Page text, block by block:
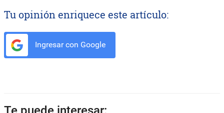
Tu opinión enriquece este artículo:
Ingresar con Google